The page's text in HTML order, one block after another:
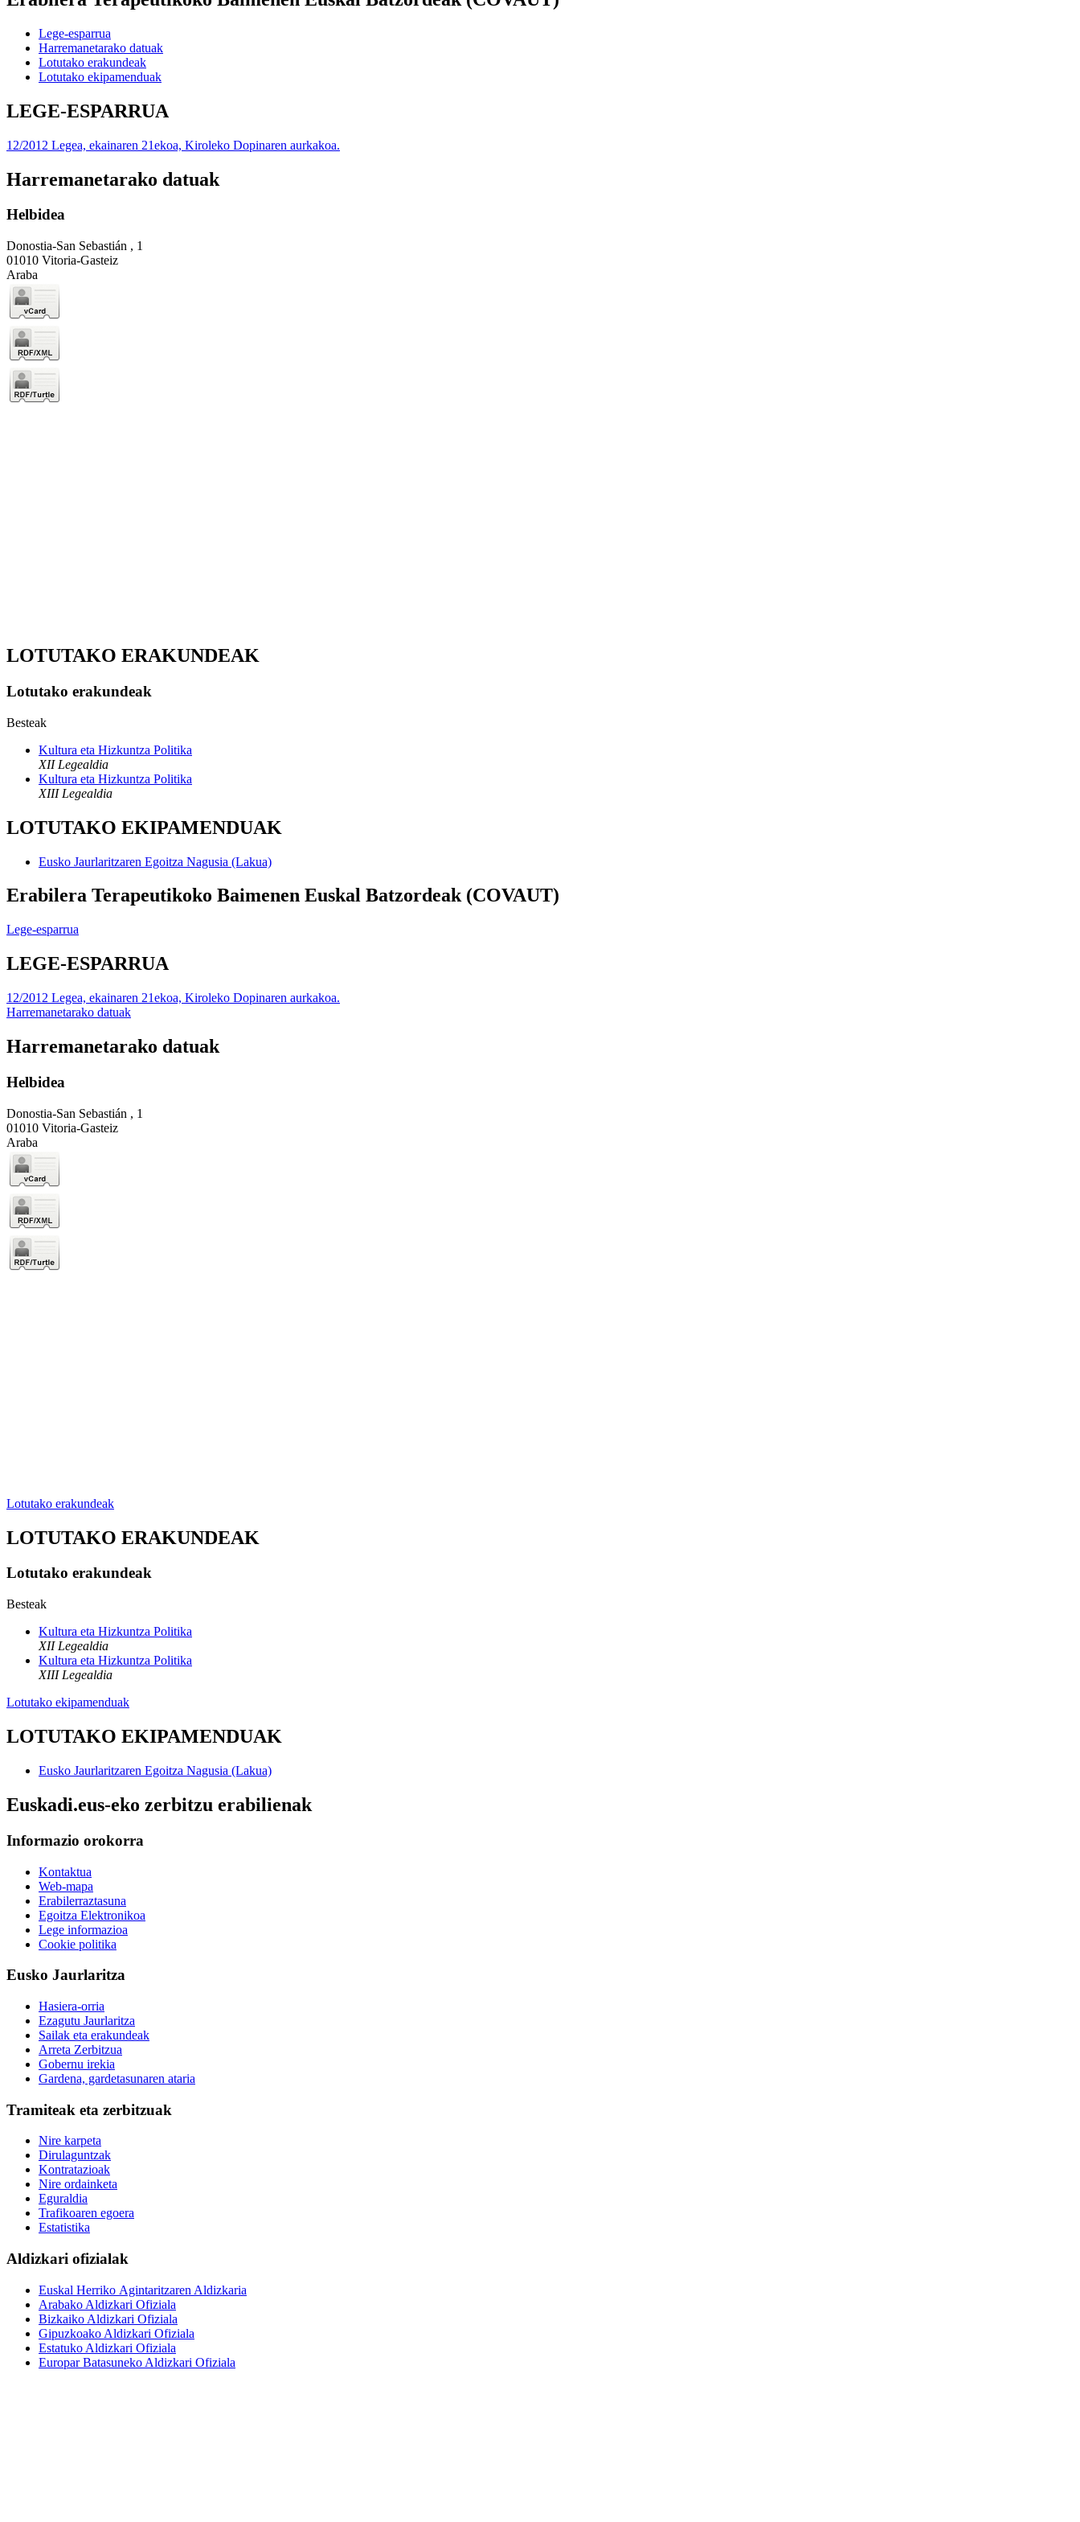
Lege-esparrua
Harremanetarako datuak
Lotutako erakundeak
Lotutako ekipamenduak
LEGE-ESPARRUA
12/2012 Legea, ekainaren 21ekoa, Kiroleko Dopinaren aurkakoa.
Harremanetarako datuak
Helbidea
Donostia-San Sebastián , 1
01010 Vitoria-Gasteiz
Araba
LOTUTAKO ERAKUNDEAK
Lotutako erakundeak
Besteak
Kultura eta Hizkuntza Politika
XII Legealdia
Kultura eta Hizkuntza Politika
XIII Legealdia
LOTUTAKO EKIPAMENDUAK
Eusko Jaurlaritzaren Egoitza Nagusia (Lakua)
Erabilera Terapeutikoko Baimenen Euskal Batzordeak (COVAUT)
Lege-esparrua
LEGE-ESPARRUA
12/2012 Legea, ekainaren 21ekoa, Kiroleko Dopinaren aurkakoa.
Harremanetarako datuak
Harremanetarako datuak
Helbidea
Donostia-San Sebastián , 1
01010 Vitoria-Gasteiz
Araba
Lotutako erakundeak
LOTUTAKO ERAKUNDEAK
Lotutako erakundeak
Besteak
Kultura eta Hizkuntza Politika
XII Legealdia
Kultura eta Hizkuntza Politika
XIII Legealdia
Lotutako ekipamenduak
LOTUTAKO EKIPAMENDUAK
Eusko Jaurlaritzaren Egoitza Nagusia (Lakua)
Euskadi.eus-eko zerbitzu erabilienak
Informazio orokorra
Kontaktua
Web-mapa
Erabilerraztasuna
Egoitza Elektronikoa
Lege informazioa
Cookie politika
Eusko Jaurlaritza
Hasiera-orria
Ezagutu Jaurlaritza
Sailak eta erakundeak
Arreta Zerbitzua
Gobernu irekia
Gardena, gardetasunaren ataria
Tramiteak eta zerbitzuak
Nire karpeta
Dirulaguntzak
Kontratazioak
Nire ordainketa
Eguraldia
Trafikoaren egoera
Estatistika
Aldizkari ofizialak
Euskal Herriko Agintaritzaren Aldizkaria
Arabako Aldizkari Ofiziala
Bizkaiko Aldizkari Ofiziala
Gipuzkoako Aldizkari Ofiziala
Estatuko Aldizkari Ofiziala
Europar Batasuneko Aldizkari Ofiziala